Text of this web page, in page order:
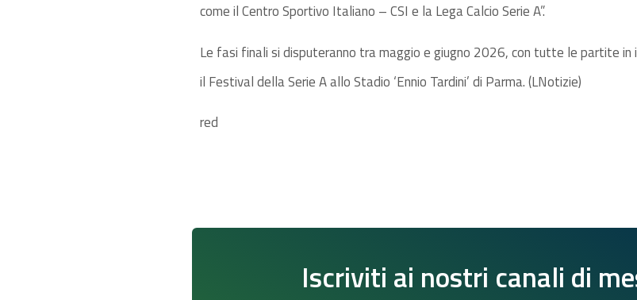
come il Centro Sportivo Italiano – CSI e la Lega Calcio Serie A”.
Le fasi finali si disputeranno tra maggio e giugno 2026, con tutte le partite
il Festival della Serie A allo Stadio ‘Ennio Tardini’ di Parma. (LNotizie)
red
Iscriviti ai nostri canali di